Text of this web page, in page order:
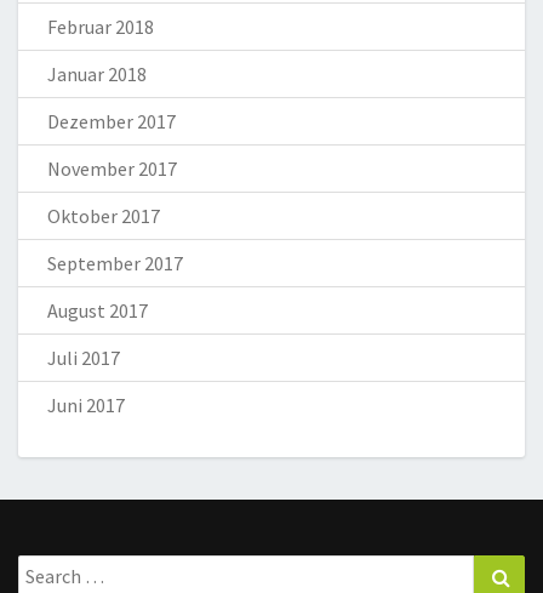
Februar 2018
Januar 2018
Dezember 2017
November 2017
Oktober 2017
September 2017
August 2017
Juli 2017
Juni 2017
Search